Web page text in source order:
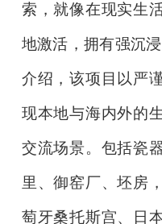
索，就像在现实生
地激活，拥有强沉
介绍，该项目以严
现本地与海内外的
交流场景。包括瓷
里、御窑厂、坯房
萄牙桑托斯宫、日